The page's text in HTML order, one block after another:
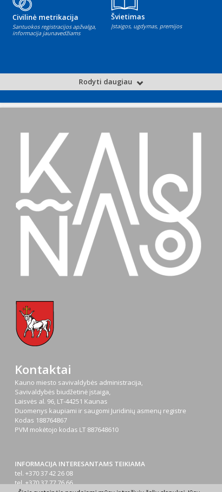
Civilinė metrikacija
Santuokos registracijos apžvalga,
informacija jaunavedžiams
Švietimas
Įstaigos, ugdymas, premijos
Rodyti daugiau
Kontaktai
Kauno miesto savivaldybės administracija,
Savivaldybės biudžetinė įstaiga,
Laisvės al. 96, LT-44251 Kaunas
Duomenys kaupiami ir saugomi Juridinių asmenų registre
Kodas 188764867
PVM mokėtojo kodas LT 887648610
INFORMACIJA INTERESANTAMS TEIKIAMA
tel. +370 37 42 26 08
tel. +370 37 77 76 66